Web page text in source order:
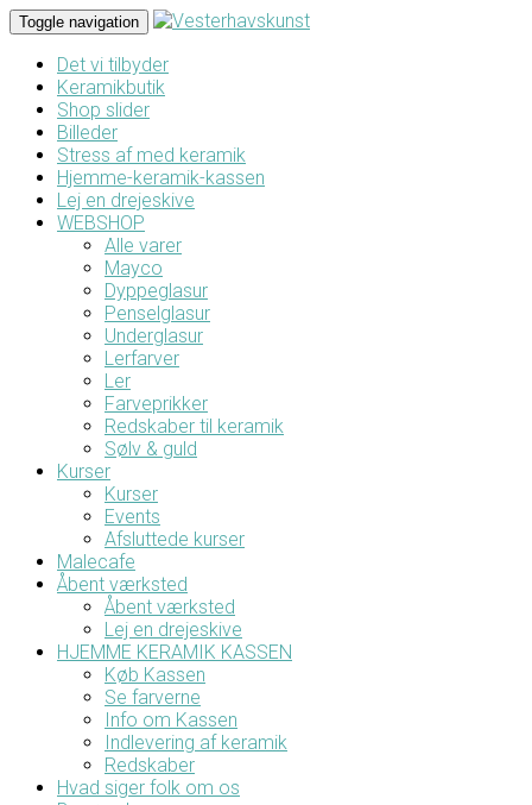
Toggle navigation
Det vi tilbyder
Keramikbutik
Shop slider
Billeder
Stress af med keramik
Hjemme-keramik-kassen
Lej en drejeskive
WEBSHOP
Alle varer
Mayco
Dyppeglasur
Penselglasur
Underglasur
Lerfarver
Ler
Farveprikker
Redskaber til keramik
Sølv & guld
Kurser
Kurser
Events
Afsluttede kurser
Malecafe
Åbent værksted
Åbent værksted
Lej en drejeskive
HJEMME KERAMIK KASSEN
Køb Kassen
Se farverne
Info om Kassen
Indlevering af keramik
Redskaber
Hvad siger folk om os